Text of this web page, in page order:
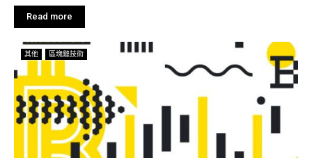
Read more
其他 區塊鏈技術